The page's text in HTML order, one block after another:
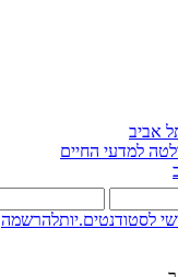
למדעי החיים
לסטודנטים.יותלהרשמה